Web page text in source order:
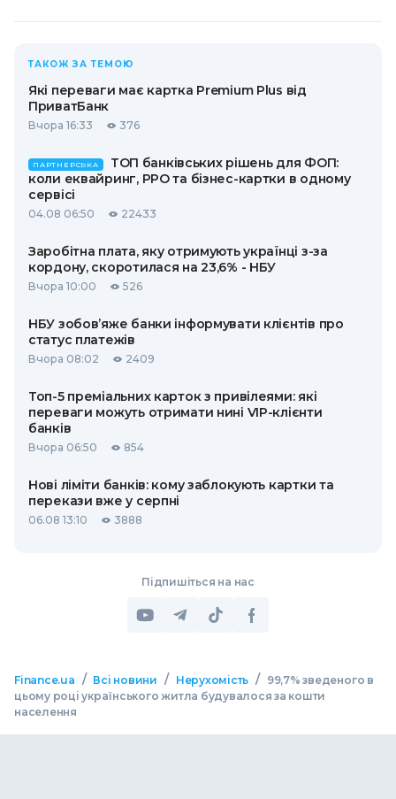
ТАКОЖ ЗА ТЕМОЮ
Які переваги має картка Premium Plus від
ПриватБанк
Вчора 16:33 376
ПАРТНЕРСЬКА
ТОП банківських рішень для ФОП:
коли еквайринг, РРО та бізнес-картки в одному
сервісі
04.08 06:50 22433
Заробітна плата, яку отримують українці з-за
кордону, скоротилася на 23,6% - НБУ
Вчора 10:00 526
НБУ зобов’яже банки інформувати клієнтів про
статус платежів
Вчора 08:02 2409
Топ-5 преміальних карток з привілеями: які
переваги можуть отримати нині VIP-клієнти
банків
Вчора 06:50 854
Нові ліміти банків: кому заблокують картки та
перекази вже у серпні
06.08 13:10 3888
Підпишіться на нас
Finance.ua / Всі новини / Нерухомість /
99,7% зведеного в
цьому році українського житла будувалося за кошти
населення